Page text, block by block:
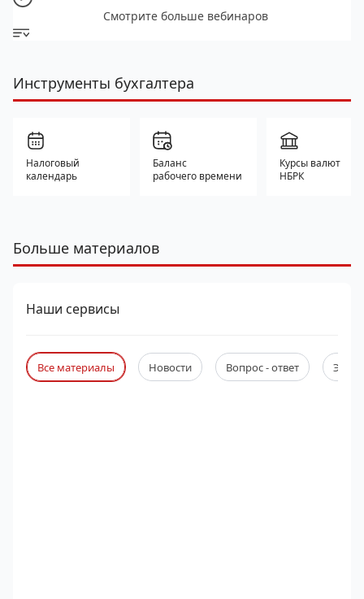
Смотрите больше вебинаров
Инструменты бухгалтера
Налоговый
календарь
Баланс
рабочего времени
Курсы валют
НБРК
Больше материалов
Наши сервисы
Все материалы Новости Вопрос - ответ